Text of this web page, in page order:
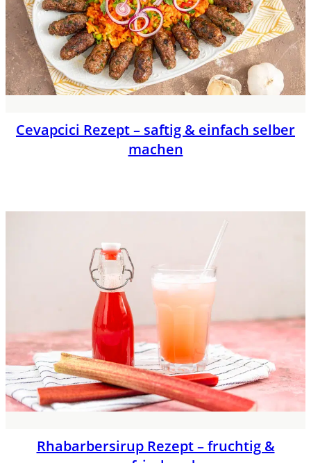
Cevapcici Rezept – saftig & einfach selber
machen
Rhabarbersirup Rezept – fruchtig &